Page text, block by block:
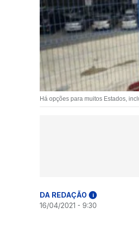
Há opções para muitos Estados,
DA REDAÇÃO i
16/04/2021 - 9:30